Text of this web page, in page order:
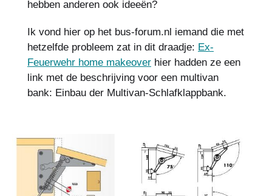
hebben anderen ook ideeën?
Ik vond hier op het bus-forum.nl iemand die met
hetzelfde probleem zat in dit draadje: Ex-
Feuerwehr home makeover hier hadden ze een
link met de beschrijving voor een multivan
bank: Einbau der Multivan-Schlafklappbank.